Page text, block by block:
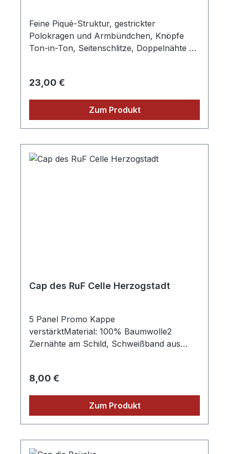
Feine Piqué-Struktur, gestrickter
Polokragen und Armbündchen, Knöpfe
Ton-in-Ton, Seitenschlitze, Doppelnähte an
Formbeständig, Material: 200g/m², 100%
dem Aufdruck des Kampfrichter Logos,
Verkauf nur an Mitglieder der Abteilung der
Regulärer Preis:
23,00 €
Zum Produkt
Cap des RuF Celle Herzogstadt
5 Panel Promo Kappe
verstärktMaterial: 100% Baumwolle2
Ziernähte am Schild, Schweißband aus
KlettverschlussGrößen: one size inkl.
Vereinsmitglieder des Reit u. Fahrverein
Celle HerzogstadtDa dieser Artikel
oder Umtausch ausgeschloss
Regulärer Preis:
8,00 €
Zum Produkt